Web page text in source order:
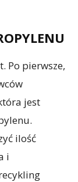
Po pierwsze,
jest
ilość
i